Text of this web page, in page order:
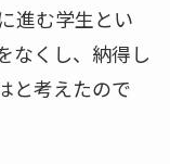
進む学生とい
なくし、納得し
と考えたので